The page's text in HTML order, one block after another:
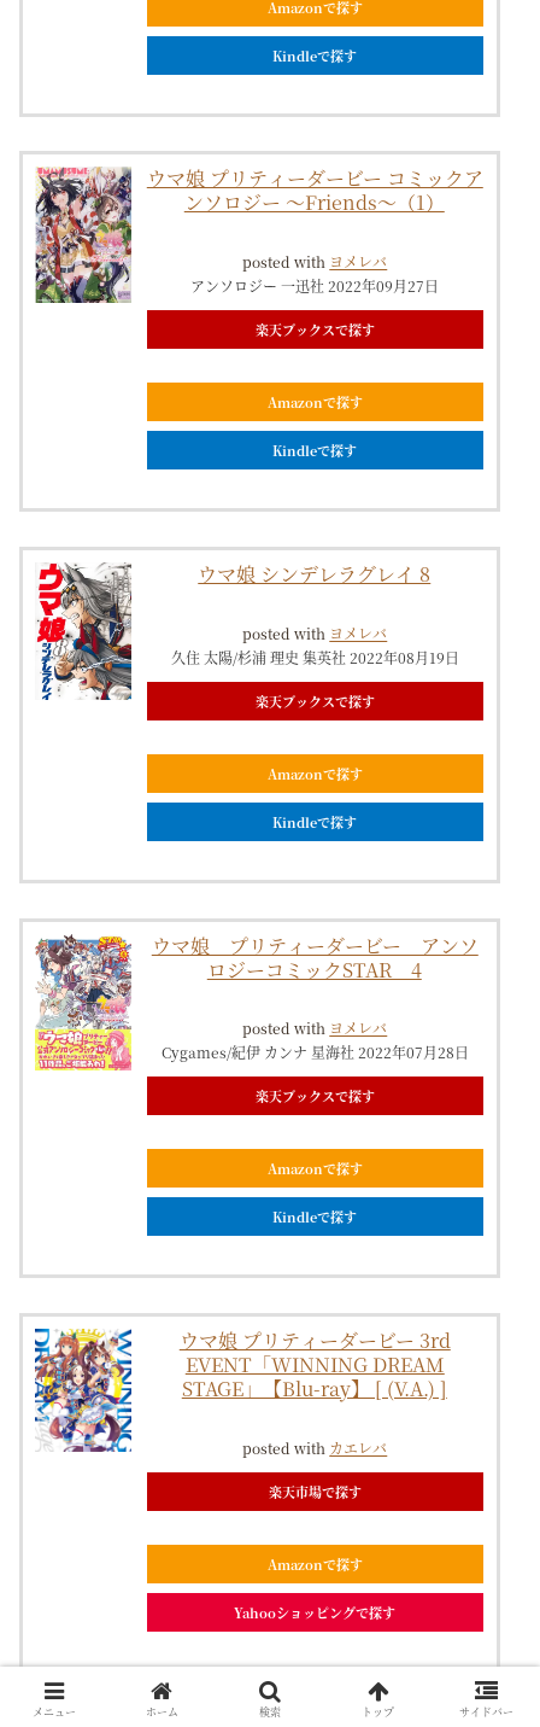
Amazonで探す
Kindleで探す
ウマ娘 プリティーダービー コミックア
ンソロジー 〜Friends〜（1）
posted with ヨメレバ
アンソロジー 一迅社 2022年09月27日
楽天ブックスで探す
Amazonで探す
Kindleで探す
ウマ娘 シンデレラグレイ 8
posted with ヨメレバ
久住 太陽/杉浦 理史 集英社 2022年08月19日
楽天ブックスで探す
Amazonで探す
Kindleで探す
ウマ娘 プリティーダービー アンソ
ロジーコミックSTAR 4
posted with ヨメレバ
Cygames/紀伊 カンナ 星海社 2022年07月28日
楽天ブックスで探す
Amazonで探す
Kindleで探す
ウマ娘 プリティーダービー 3rd
EVENT「WINNING DREAM
STAGE」【Blu-ray】 [ (V.A.) ]
posted with カエレバ
楽天市場で探す
Amazonで探す
Yahooショッピングで探す
メニュー ホーム 検索 トップ サイドバー